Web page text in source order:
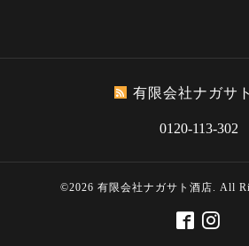
有限会社ナガサ
0120-113-302
©2026 有限会社ナガサト酒店. All